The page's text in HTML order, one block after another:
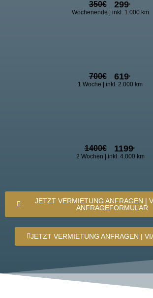
350€ 299€
Wochenende | inkl. 1.000 km
700€ 619€
1 Woche | inkl. 2.000 km
1400€ 1199€
2 Wochen | inkl. 4.000 km
JETZT VERMIETUNG ANFRAGEN |
ANFRAGEFORMULAR
JETZT VERMIETUNG ANFRAGEN |